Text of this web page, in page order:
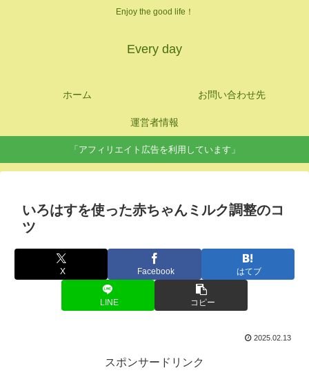
Enjoy the good life！
Every day
ホーム お問い合わせ先
運営者情報
「アフィリエイト広告を利用しています」
いろはすを使った赤ちゃんミルク調整のコ
ツ
X Facebook はてブ
LINE コピー
2025.02.13
スポンサードリンク